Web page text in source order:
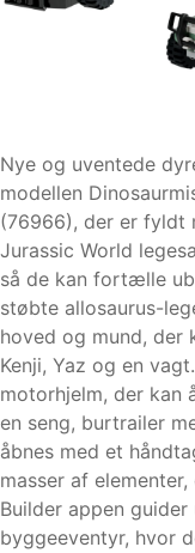
Nye og uventede
modellen
(76966), der er fyldt
Jurassic World
så de kan fortælle
støbte allosaurus-
hoved og mund, der
Kenji, Yaz og en
motorhjelm, der kan
en seng, burtrailer
åbnes med et
masser af
Builder appen
byggeeventyr, hvor